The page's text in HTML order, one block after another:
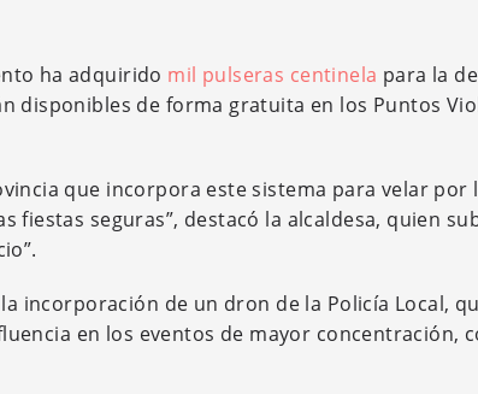
ha adquirido mil pulseras centinela para la
disponibles de forma gratuita en los Puntos
que incorpora este sistema para velar
fiestas seguras”, destacó la alcaldesa, quien
incorporación de un dron de la Policía Local,
en los eventos de mayor concentración,